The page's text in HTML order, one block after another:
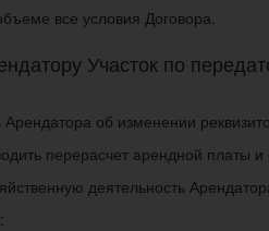
все условия Договора.
Участок по
об изменении
перерасчет арендной платы
деятельность